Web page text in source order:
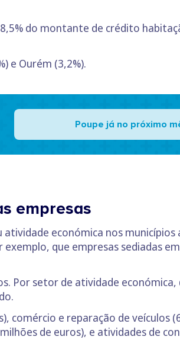
do montante de crédito
e Ourém (3,2%).
Poupe já no próximo
empresas
económica nos municípios
que empresas sediadas
Por setor de atividade económica,
comércio e reparação de veículos
de euros), e atividades de